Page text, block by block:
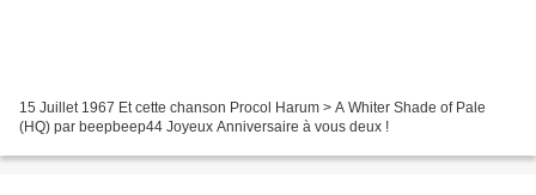
15 Juillet 1967 Et cette chanson Procol Harum > A Whiter Shade of Pale
(HQ) par beepbeep44 Joyeux Anniversaire à vous deux !